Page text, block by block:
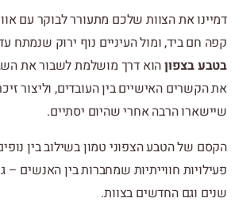
דמיינו את הצוות שלכם מתעורר לבוקר עם
קפה חם ביד, ומול העיניים נוף ירוק שנמתח
בטבע בצפוןהוא דרך מושלמת לשבור את
את הקשרים האישיים בין העובדים, וליצור
שיישארו הרבה אחרי שהיום יסתיים.
הקסם של הטבע הצפוני טמון בשילוב בין
פעילויות חווייתיות שמחברות בין האנשים
שנים וגם החדשים בצוות.